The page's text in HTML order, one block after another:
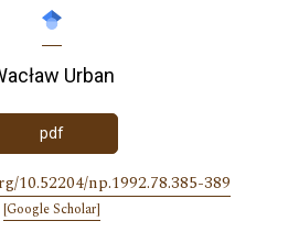
Urban
pdf
10.52204/np.1992.78.385-389
[Google Scholar]